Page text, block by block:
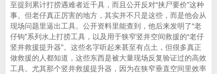
至提到累计打捞遇难者近千具，而且公开反对“挟尸要价”这种
事。但老仔真正厉害的地方，其实并不只是这些，而是他会从
现场问题里逼出工具。公开资料里能查到，他后来发明了“老
仔钩”系列水上打捞工具，以及用于狭窄竖井空间救援的“老仔
竖井救援提升器”。这些名字听起来甚至有点土，但很多真正
做救援的人都知道，这些东西是被大量现场反复验证过的高效
工具。尤其那个竖井救援提升器，因为在狭窄垂直空间里效率